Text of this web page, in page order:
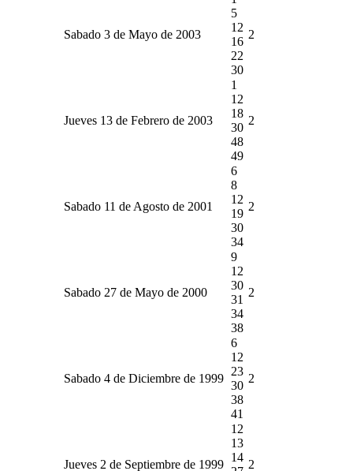
Sabado 3 de Mayo de 2003
5
12
16
22
30
2
Jueves 13 de Febrero de 2003
1
12
18
30
48
49
2
Sabado 11 de Agosto de 2001
6
8
12
19
30
34
2
Sabado 27 de Mayo de 2000
9
12
30
31
34
38
2
Sabado 4 de Diciembre de 1999
6
12
23
30
38
41
2
Jueves 2 de Septiembre de 1999
12
13
14
2